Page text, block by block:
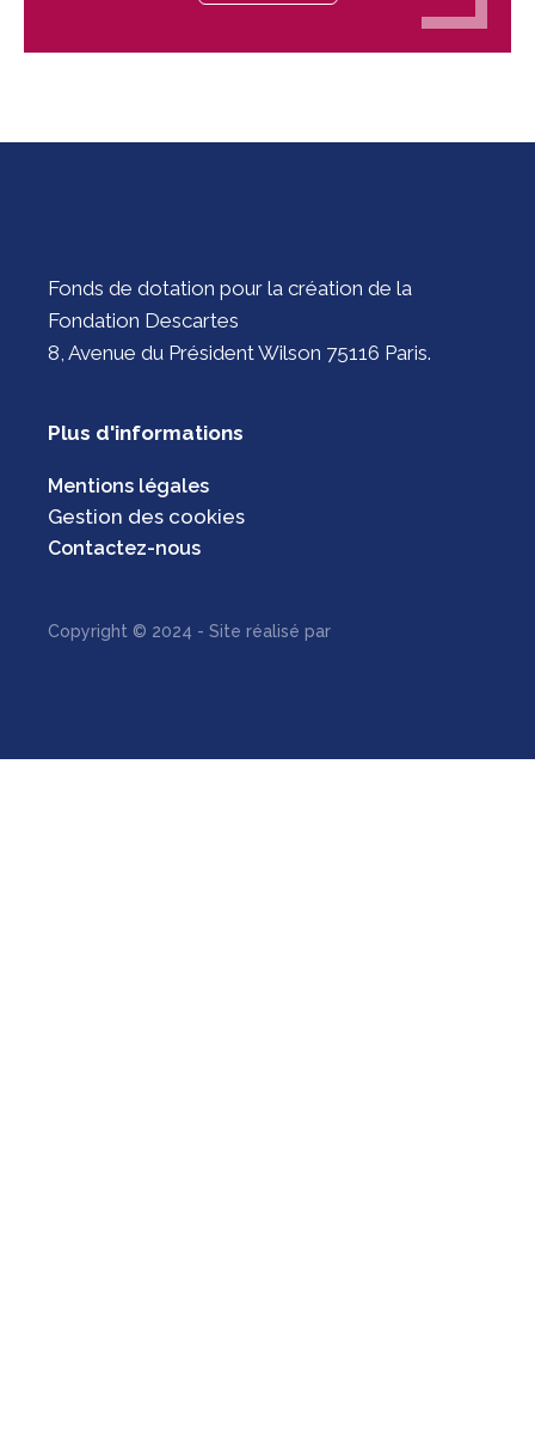
Fonds de dotation pour la création de la
Fondation Descartes
8, Avenue du Président Wilson 75116 Paris.
Plus d'informations
Mentions légales
Gestion des cookies
Contactez-nous
Copyright © 2024 - Site réalisé par